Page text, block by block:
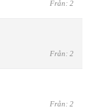
Från: 2
Från: 2
Från: 2